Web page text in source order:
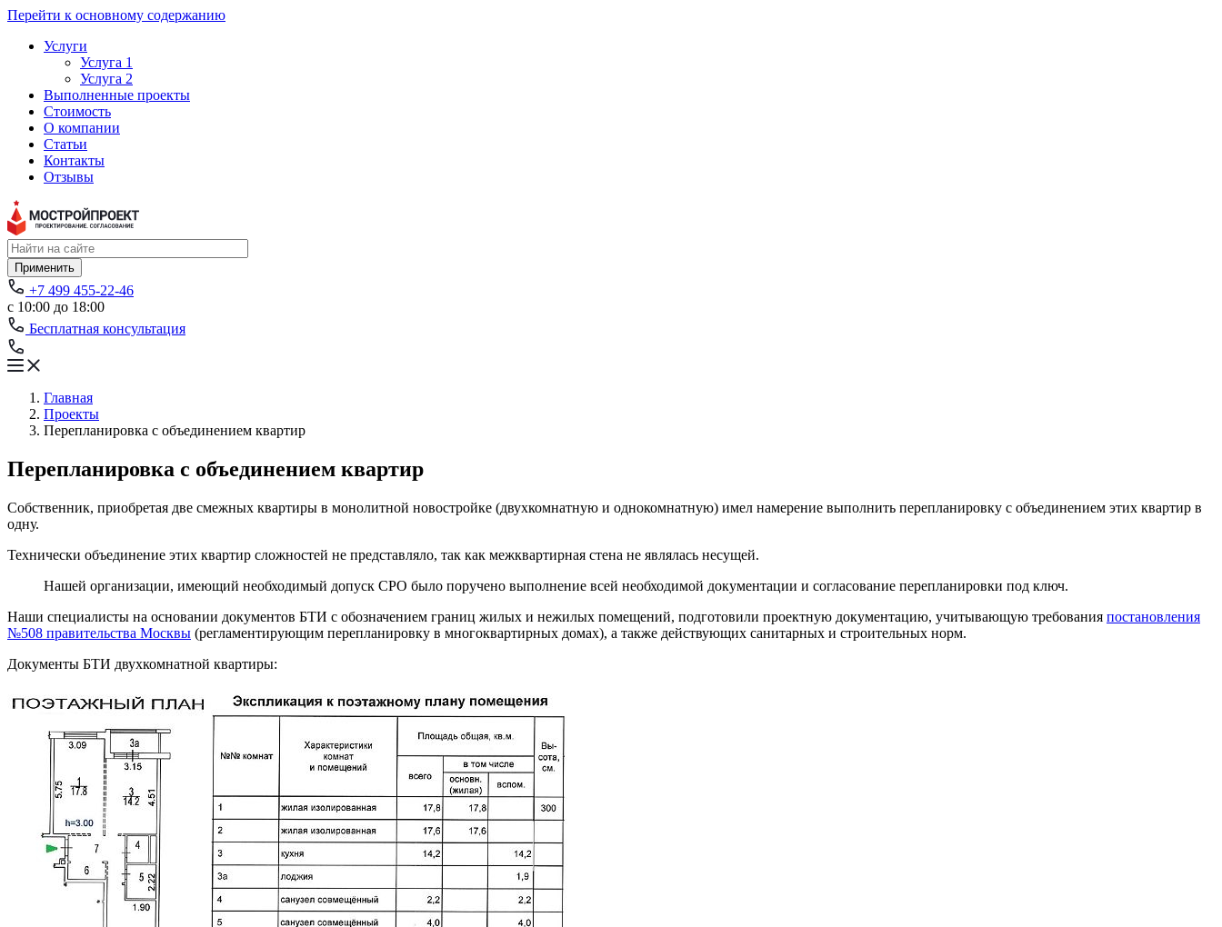
Перейти к основному содержанию
Услуги
Услуга 1
Услуга 2
Выполненные проекты
Стоимость
О компании
Статьи
Контакты
Отзывы
Применить
+7 499 455-22-46
с 10:00 до 18:00
Бесплатная консультация
Главная
Проекты
Перепланировка с объединением квартир
Перепланировка с объединением квартир
Собственник, приобретая две смежных квартиры в монолитной новостройке (двухкомнатную и однокомнатную) имел намерение выполнить перепланировку с объединением этих квартир в
одну.
Технически объединение этих квартир сложностей не представляло, так как межквартирная стена не являлась несущей.
Нашей организации, имеющий необходимый допуск СРО было поручено выполнение всей необходимой документации и согласование перепланировки под ключ.
Наши специалисты на основании документов БТИ с обозначением границ жилых и нежилых помещений, подготовили проектную документацию, учитывающую требования постановления
№508 правительства Москвы (регламентирующим перепланировку в многоквартирных домах), а также действующих санитарных и строительных норм.
Документы БТИ двухкомнатной квартиры: